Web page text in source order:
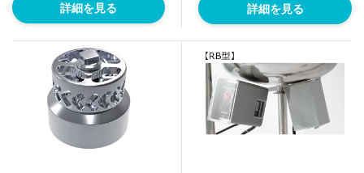
詳細を見る 詳細を見る